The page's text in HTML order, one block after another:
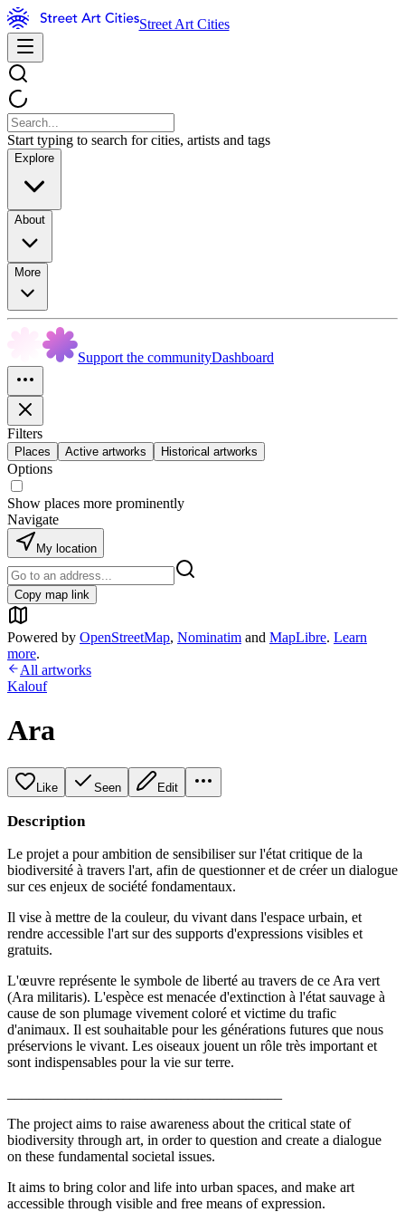
Street Art Cities
Start typing to search for cities, artists and tags
Explore
About
More
Support the communityDashboard
Filters
Places Active artworks Historical artworks
Options
Show places more prominently
Navigate
My location
Copy map link
Powered by OpenStreetMap, Nominatim and MapLibre. Learn
more.
All artworks
Kalouf
Ara
Like Seen Edit
Description
Le projet a pour ambition de sensibiliser sur l'état critique de la
biodiversité à travers l'art, afin de questionner et de créer un dialogue
sur ces enjeux de société fondamentaux.
Il vise à mettre de la couleur, du vivant dans l'espace urbain, et
rendre accessible l'art sur des supports d'expressions visibles et
gratuits.
L'œuvre représente le symbole de liberté au travers de ce Ara vert
(Ara militaris). L'espèce est menacée d'extinction à l'état sauvage à
cause de son plumage vivement coloré et victime du trafic
d'animaux. Il est souhaitable pour les générations futures que nous
préservions le vivant. Les oiseaux jouent un rôle très important et
sont indispensables pour la vie sur terre.
The project aims to raise awareness about the critical state of
biodiversity through art, in order to question and create a dialogue
on these fundamental societal issues.
It aims to bring color and life into urban spaces, and make art
accessible through visible and free means of expression.